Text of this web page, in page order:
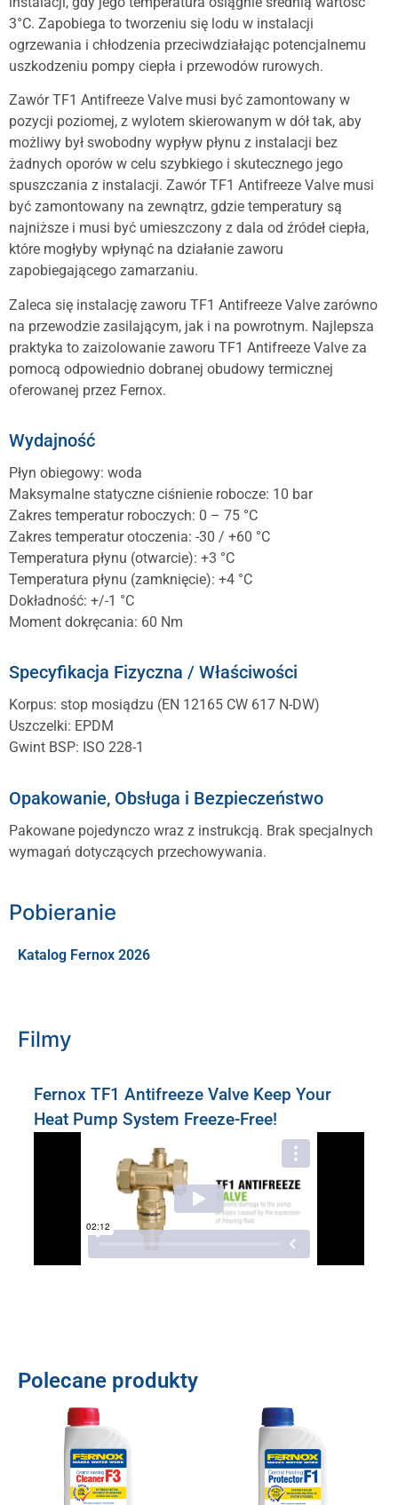
3°C. Zapobiega to tworzeniu się lodu w instalacji
ogrzewania i chłodzenia przeciwdziałając potencjalnemu
uszkodzeniu pompy ciepła i przewodów rurowych.
Zawór TF1 Antifreeze Valve musi być zamontowany w
pozycji poziomej, z wylotem skierowanym w dół tak, aby
możliwy był swobodny wypływ płynu z instalacji bez
żadnych oporów w celu szybkiego i skutecznego jego
spuszczania z instalacji. Zawór TF1 Antifreeze Valve musi
być zamontowany na zewnątrz, gdzie temperatury są
najniższe i musi być umieszczony z dala od źródeł ciepła,
które mogłyby wpłynąć na działanie zaworu
zapobiegającego zamarzaniu.
Zaleca się instalację zaworu TF1 Antifreeze Valve zarówno
na przewodzie zasilającym, jak i na powrotnym. Najlepsza
praktyka to zaizolowanie zaworu TF1 Antifreeze Valve za
pomocą odpowiednio dobranej obudowy termicznej
oferowanej przez Fernox.
Wydajność
Płyn obiegowy: woda
Maksymalne statyczne ciśnienie robocze: 10 bar
Zakres temperatur roboczych: 0 – 75 °C
Zakres temperatur otoczenia: -30 / +60 °C
Temperatura płynu (otwarcie): +3 °C
Temperatura płynu (zamknięcie): +4 °C
Dokładność: +/-1 °C
Moment dokręcania: 60 Nm
Specyfikacja Fizyczna / Właściwości
Korpus: stop mosiądzu (EN 12165 CW 617 N-DW)
Uszczelki: EPDM
Gwint BSP: ISO 228-1
Opakowanie, Obsługa i Bezpieczeństwo
Pakowane pojedynczo wraz z instrukcją. Brak specjalnych
wymagań dotyczących przechowywania.
Pobieranie
Katalog Fernox 2026
Filmy
Fernox TF1 Antifreeze Valve Keep Your
Heat Pump System Freeze-Free!
Polecane produkty